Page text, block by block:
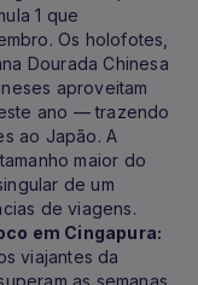
1 que
Os holofotes,
Dourada Chinesa
aproveitam
ano — trazendo
ao Japão. A
maior do
de um
de viagens.
em Cingapura:
viajantes da
as semanas